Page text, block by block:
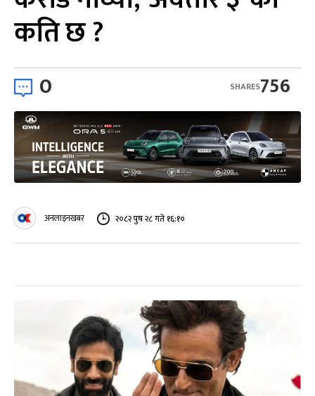
कति छ ?
0 756
SHARES
अनलाइनखबर २०८२ पुष २८ गते १६:१०